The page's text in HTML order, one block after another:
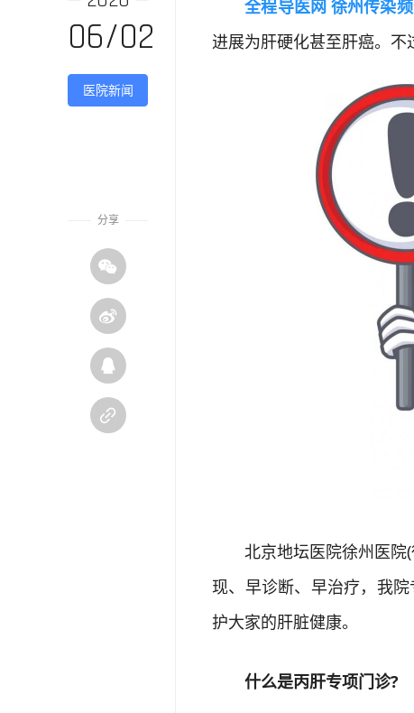
06/02
医院新闻
分享




全程导医网 徐州传染
进展为肝硬化甚至肝癌。
北京地坛医院徐州医院(
现、早诊断、早治疗，我
护大家的肝脏健康。
什么是丙肝专项门诊?